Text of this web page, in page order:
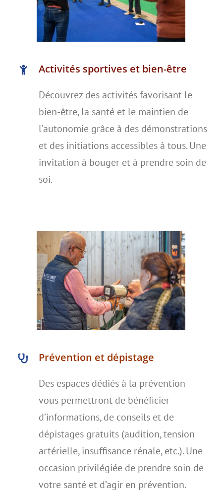
Activités sportives et bien-être
Découvrez des activités favorisant le
bien-être, la santé et le maintien de
l’autonomie grâce à des démonstrations
et des initiations accessibles à tous. Une
invitation à bouger et à prendre soin de
soi.
Prévention et dépistage
Des espaces dédiés à la prévention
vous permettront de bénéficier
d’informations, de conseils et de
dépistages gratuits (audition, tension
artérielle, insuffisance rénale, etc.). Une
occasion privilégiée de prendre soin de
votre santé et d’agir en prévention.